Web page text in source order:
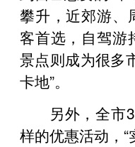
攀升，近郊游、
客首选，自驾游
景点则成为很多
卡地”。
另外，全市
样的优惠活动，“